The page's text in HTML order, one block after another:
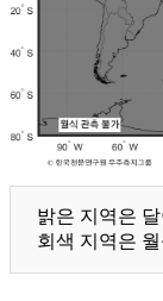
밝은 지역은
회색 지역은